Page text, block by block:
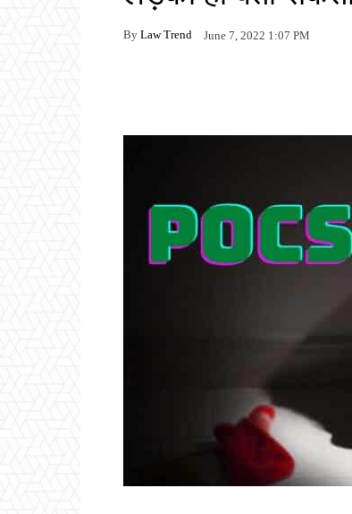
By Law Trend June 7, 2022 1:07 PM